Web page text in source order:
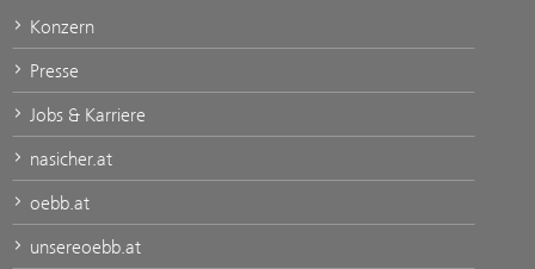
Konzern
Presse
Jobs & Karriere
nasicher.at
oebb.at
unsereoebb.at